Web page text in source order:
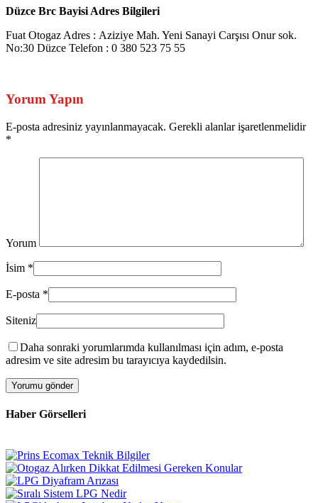
Düzce Brc Bayisi Adres Bilgileri
Fuat Otogaz Adres : Aziziye Mah. Yeni Sanayi Carşısı Onur sok.
No:30 Düzce Telefon : 0 380 523 75 55
Yorum Yapın
E-posta adresiniz yayınlanmayacak. Gerekli alanlar işaretlenmelidir
*
Yorum
İsim *
E-posta *
Siteniz
Daha sonraki yorumlarımda kullanılması için adım, e-posta
adresim ve site adresim bu tarayıcıya kaydedilsin.
Haber Görselleri